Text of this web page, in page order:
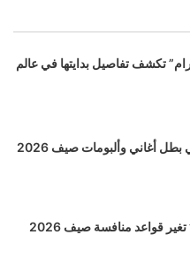
تكشف تفاصيل بدايتها في عالم
بطل أغاني وألبومات صيف 2026
قواعد منافسة صيف 2026